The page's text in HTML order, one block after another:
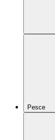
Pesce